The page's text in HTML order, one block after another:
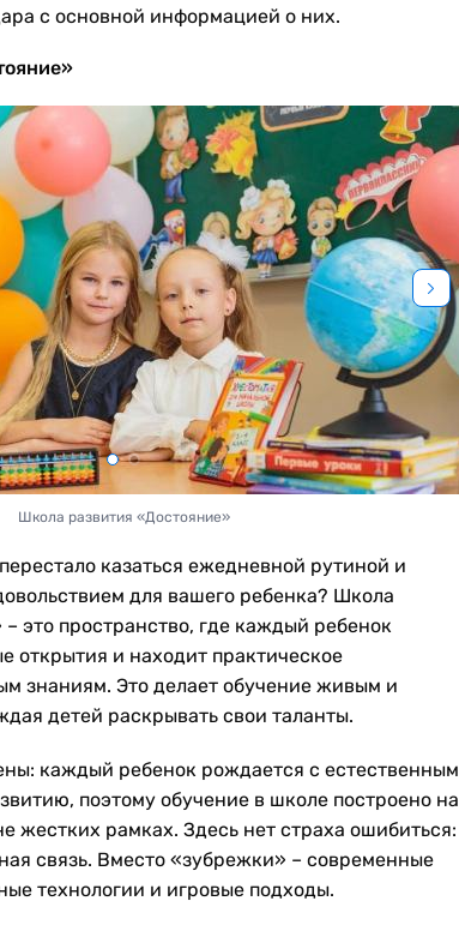
с основной информацией о них.
Школа развития «Достояние»
казаться ежедневной рутиной и
для вашего ребенка? Школа
это пространство, где каждый ребенок
открытия и находит практическое
знаниям. Это делает обучение живым и
детей раскрывать свои таланты.
каждый ребенок рождается с естественным
поэтому обучение в школе построено на
жестких рамках. Здесь нет страха ошибиться:
связь. Вместо «зубрежки» – современные
технологии и игровые подходы.